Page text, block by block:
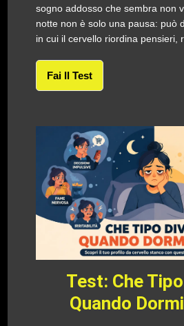
sogno addosso che sembra non
notte non è solo una pausa: può
in cui il cervello riordina pensieri,
Fai Il Test
Test: Che
Quando